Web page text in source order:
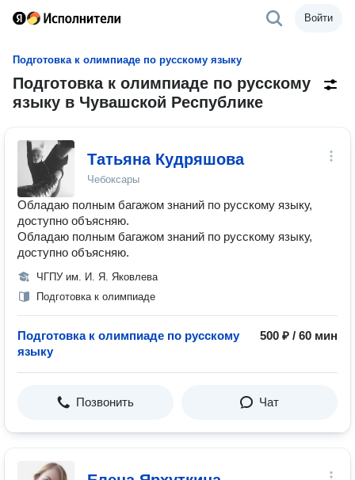
Войти
Подготовка к олимпиаде по русскому языку
Подготовка к олимпиаде по русскому
языку в Чувашской Республике
Татьяна Кудряшова
Чебоксары
Обладаю полным багажом знаний по русскому языку,
доступно объясняю.
Обладаю полным багажом знаний по русскому языку,
доступно объясняю.
ЧГПУ им. И. Я. Яковлева
Подготовка к олимпиаде
Подготовка к олимпиаде по русскому
языку
500 ₽ / 60 мин
Позвонить Чат